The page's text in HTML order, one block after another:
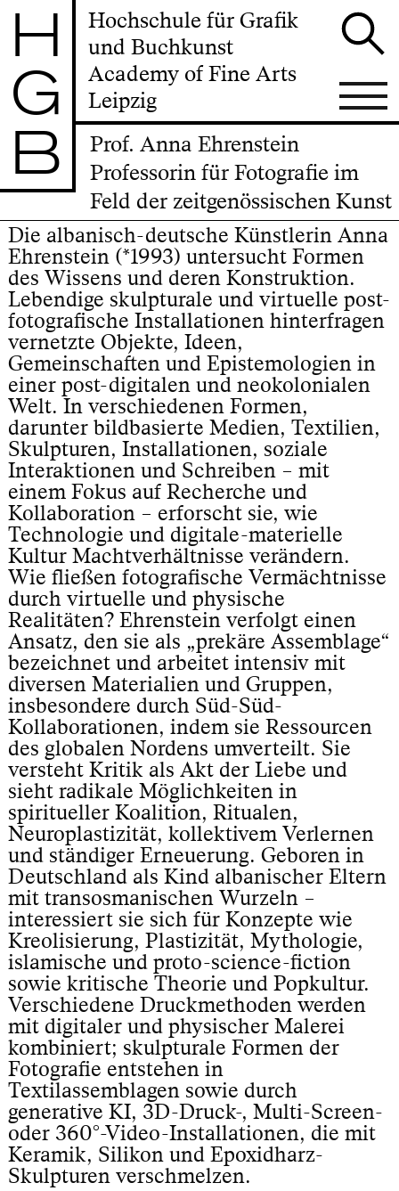
H
G
B
Hochschule für Grafik
und Buchkunst
Academy of Fine Arts
Leipzig
Prof. Anna Ehrenstein
Professorin für Fotografie im
Feld der zeitgenössischen Kunst
Die albanisch-deutsche Künstlerin Anna
Ehrenstein (*1993) untersucht Formen
des Wissens und deren Konstruktion.
Lebendige skulpturale und virtuelle post-
fotografische Installationen hinterfragen
vernetzte Objekte, Ideen,
Gemeinschaften und Epistemologien in
einer post-digitalen und neokolonialen
Welt. In verschiedenen Formen,
darunter bildbasierte Medien, Textilien,
Skulpturen, Installationen, soziale
Interaktionen und Schreiben – mit
einem Fokus auf Recherche und
Kollaboration – erforscht sie, wie
Technologie und digitale-materielle
Kultur Machtverhältnisse verändern.
Wie fließen fotografische Vermächtnisse
durch virtuelle und physische
Realitäten? Ehrenstein verfolgt einen
Ansatz, den sie als „prekäre Assemblage“
bezeichnet und arbeitet intensiv mit
diversen Materialien und Gruppen,
insbesondere durch Süd-Süd-
Kollaborationen, indem sie Ressourcen
des globalen Nordens umverteilt. Sie
versteht Kritik als Akt der Liebe und
sieht radikale Möglichkeiten in
spiritueller Koalition, Ritualen,
Neuroplastizität, kollektivem Verlernen
und ständiger Erneuerung. Geboren in
Deutschland als Kind albanischer Eltern
mit transosmanischen Wurzeln –
interessiert sie sich für Konzepte wie
Kreolisierung, Plastizität, Mythologie,
islamische und proto-science-fiction
sowie kritische Theorie und Popkultur.
Verschiedene Druckmethoden werden
mit digitaler und physischer Malerei
kombiniert; skulpturale Formen der
Fotografie entstehen in
Textilassemblagen sowie durch
generative KI, 3D-Druck-, Multi-Screen-
oder 360°-Video-Installationen, die mit
Keramik, Silikon und Epoxidharz-
Skulpturen verschmelzen.